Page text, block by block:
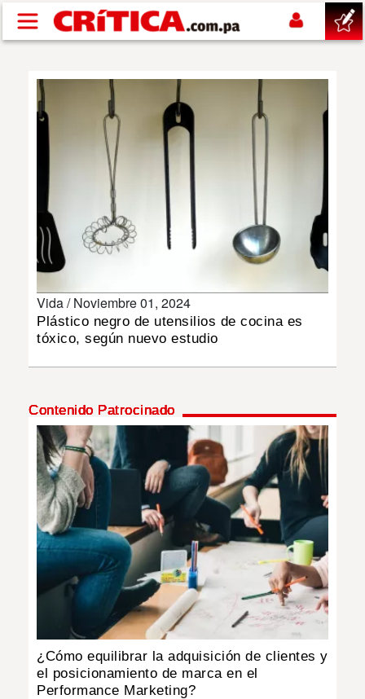
Pasar al contenido principal
SUCESOS
POLÍTICA
SHOW
DEPORTES
MULTIMEDIA
IMPRESO
Vida /Noviembre 01, 2024
Plástico negro de utensilios de cocina es
tóxico, según nuevo estudio
Contenido Patrocinado
¿Cómo equilibrar la adquisición de clientes y
el posicionamiento de marca en el
Performance Marketing?